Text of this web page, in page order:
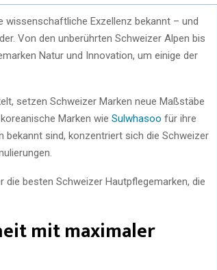
wissenschaftliche Exzellenz bekannt – und
Von den unberührten Schweizer Alpen bis
Natur und Innovation, um einige der
setzen Schweizer Marken neue Maßstäbe
Marken wie Sulwhasoo für ihre
sind, konzentriert sich die Schweizer
besten Schweizer Hautpflegemarken, die
mit maximaler